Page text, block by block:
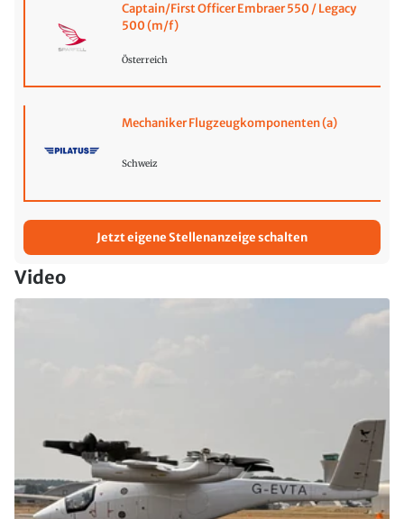
Captain/First Officer Embraer 550 / Legacy
500 (m/f)
Österreich
Mechaniker Flugzeugkomponenten (a)
Schweiz
Jetzt eigene Stellenanzeige schalten
Video